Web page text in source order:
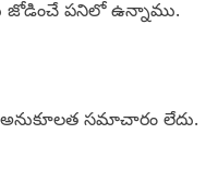
జోడించే పనిలో ఉన్నాము.
అనుకూలత సమాచారం లేదు.